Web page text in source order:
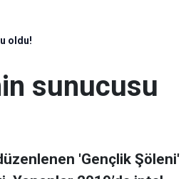
oldu!
sunucusu
'Gençlik Şöleni'